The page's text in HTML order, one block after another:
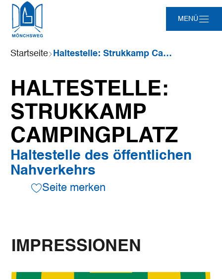
MENÜ
Sie
sind
Startseite Haltestelle: Strukkamp Campingplatz
HALTESTELLE:
STRUKKAMP
CAMPINGPLATZ
Haltestelle des öffentlichen
Nahverkehrs
Seite merken
IMPRESSIONEN